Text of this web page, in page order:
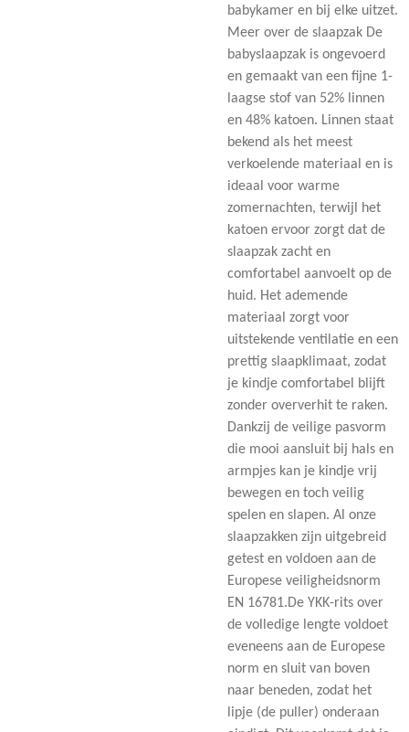
babykamer en bij elke uitzet.
Meer over de slaapzak De
babyslaapzak is ongevoerd
en gemaakt van een fijne 1-
laagse stof van 52% linnen
en 48% katoen. Linnen staat
bekend als het meest
verkoelende materiaal en is
ideaal voor warme
zomernachten, terwijl het
katoen ervoor zorgt dat de
slaapzak zacht en
comfortabel aanvoelt op de
huid. Het ademende
materiaal zorgt voor
uitstekende ventilatie en een
prettig slaapklimaat, zodat
je kindje comfortabel blijft
zonder oververhit te raken.
Dankzij de veilige pasvorm
die mooi aansluit bij hals en
armpjes kan je kindje vrij
bewegen en toch veilig
spelen en slapen. Al onze
slaapzakken zijn uitgebreid
getest en voldoen aan de
Europese veiligheidsnorm
EN 16781.De YKK-rits over
de volledige lengte voldoet
eveneens aan de Europese
norm en sluit van boven
naar beneden, zodat het
lipje (de puller) onderaan